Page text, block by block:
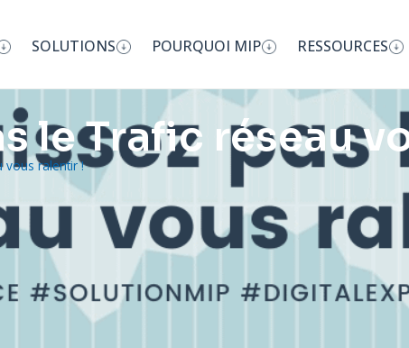
SOLUTIONS POURQUOI MIP RESSOURCES
le Trafic réseau
vous ralentir !